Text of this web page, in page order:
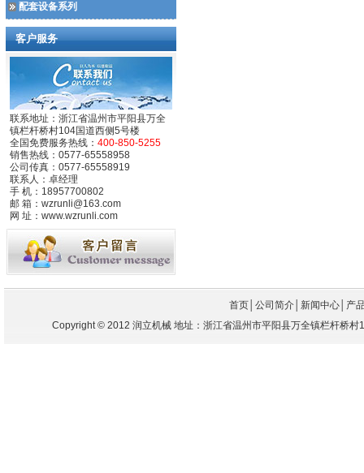
配套设备系列
客户服务
联系地址：浙江省温州市平阳县万全
镇栏杆桥村104国道西侧5号楼
全国免费服务热线： 400-850-5255
销售热线：0577-65558958
公司传真：0577-65558919
联系人：卓经理
手 机：18957700802
邮 箱：wzrunli@163.com
网 址：www.wzrunli.com
首页 公司简介 新闻中心
产
Copyright©2012 润立机械 地址：浙江省温州市平阳县万全镇栏杆桥